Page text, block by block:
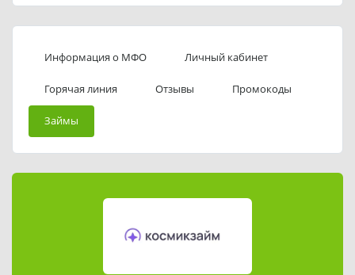
Информация о МФО Личный кабинет
Горячая линия Отзывы Промокоды
Займы